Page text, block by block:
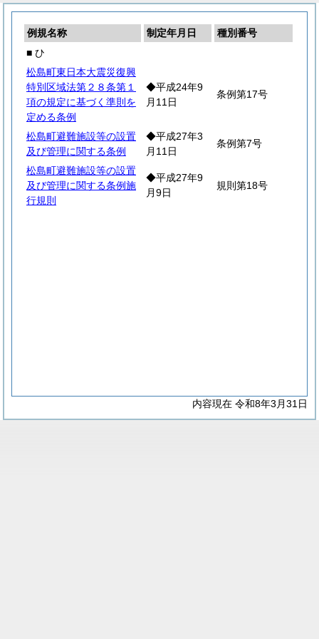
例規名称 制定年月日
種別番号
■ ひ
松島町東日本大震災復興
特別区域法第２８条第１
項の規定に基づく準則を
定める条例
◆平成24年9
月11日
条例第17号
松島町避難施設等の設置
及び管理に関する条例
◆平成27年3
月11日
条例第7号
松島町避難施設等の設置
及び管理に関する条例施
行規則
◆平成27年9
月9日
規則第18号
内容現在 令和8年3月31日